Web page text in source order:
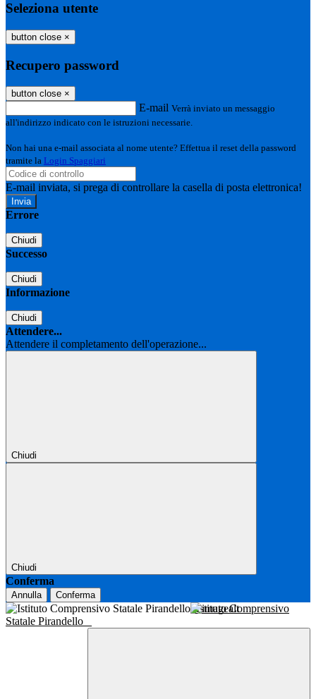
Seleziona utente
button close ×
Recupero password
button close ×
E-mail Verrà inviato un messaggio
all'indirizzo indicato con le istruzioni necessarie.
Non hai una e-mail associata al nome utente? Effettua il reset della password
tramite la Login Spaggiari
E-mail inviata, si prega di controllare la casella di posta elettronica!
Errore
Chiudi
Successo
Chiudi
Informazione
Chiudi
Attendere...
Attendere il completamento dell'operazione...
Chiudi
Chiudi
Conferma
Annulla Conferma
Istituto Comprensivo
Statale Pirandello